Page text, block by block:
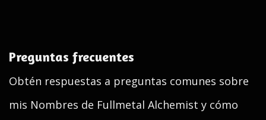
Preguntas frecuentes
Obtén respuestas a preguntas comunes sobre
mis Nombres de Fullmetal Alchemist y cómo